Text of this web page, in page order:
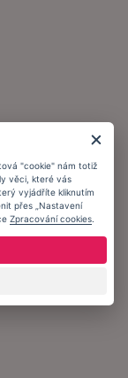
"cookie" nám totiž
věci, které vás
vyjádříte kliknutím
přes „Nastavení
Zpracování cookies